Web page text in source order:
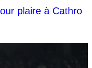
plaire à Cathro